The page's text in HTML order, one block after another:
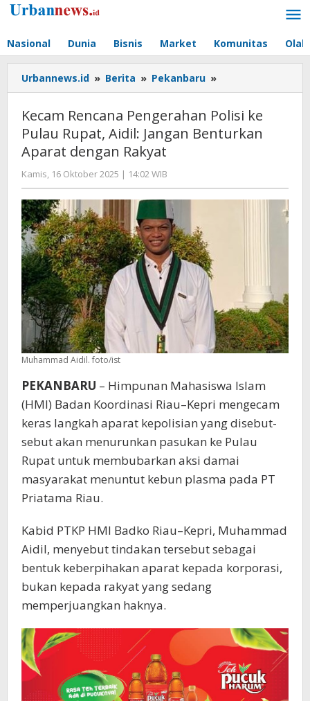
Lewati
Nasional Dunia Bisnis Market Komunitas
Urbannews.id » Berita » Pekanbaru »
Rencana
Polisi
ke
Jangan
Kecam Rencana Pengerahan Polisi ke
Pulau Rupat, Aidil: Jangan Benturkan
Aparat dengan Rakyat
Kamis, 16 Oktober 2025 | 14:02 WIB
Editor
Muhammad Aidil. foto/ist
PEKANBARU – Himpunan Mahasiswa Islam
(HMI) Badan Koordinasi Riau–Kepri mengecam
keras langkah aparat kepolisian yang disebut-
sebut akan menurunkan pasukan ke Pulau
Rupat untuk membubarkan aksi damai
masyarakat menuntut kebun plasma pada PT
Priatama Riau.
Kabid PTKP HMI Badko Riau–Kepri, Muhammad
Aidil, menyebut tindakan tersebut sebagai
bentuk keberpihakan aparat kepada korporasi,
bukan kepada rakyat yang sedang
memperjuangkan haknya.